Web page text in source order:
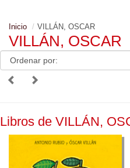
Inicio VILLÁN, OSCAR
VILLÁN, OSCAR
Libros de VILLÁN,